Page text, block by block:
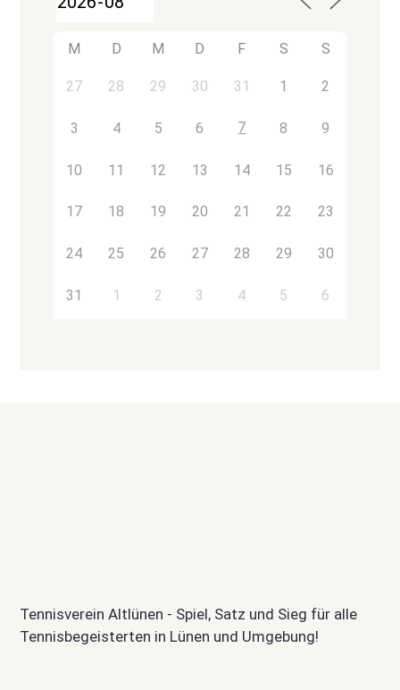
M D M D F S S
27 28 29 30 31 1 2
3 4 5 6 7 8 9
10 11 12 13 14 15 16
17 18 19 20 21 22 23
24 25 26 27 28 29 30
31 1 2 3 4 5 6
Tennisverein Altlünen - Spiel, Satz und Sieg für alle
Tennisbegeisterten in Lünen und Umgebung!